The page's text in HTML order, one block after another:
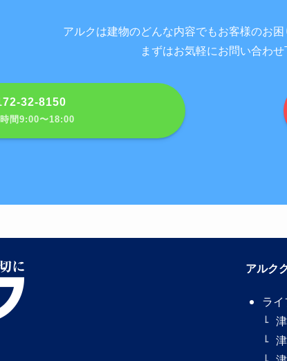
アルクは建物のどんな内容でもお客様のお困
まずはお気軽にお問い合わせ
32-8150
間9:00〜18:00
アルク
ライ